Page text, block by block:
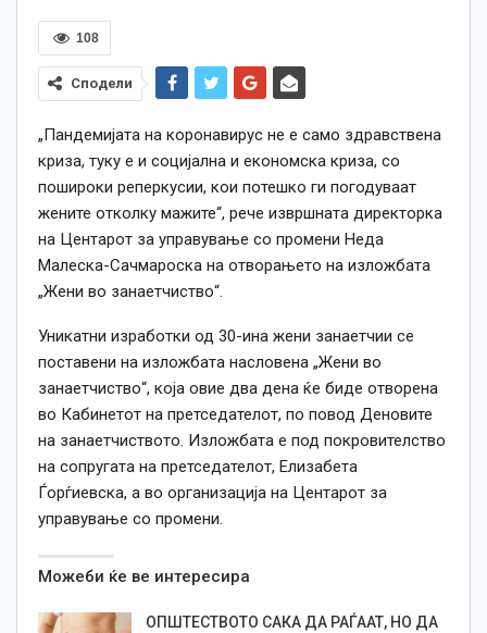
108
Сподели
„Пандемијата на коронавирус не е само здравствена
криза, туку е и социјална и економска криза, со
пошироки реперкусии, кои потешко ги погодуваат
жените отколку мажите“, рече извршната директорка
на Центарот за управување со промени Неда
Малеска-Сачмароска на отвoрањето на изложбата
„Жени во занаетчиство“.
Уникатни изработки од 30-ина жени занаетчии се
поставени на изложбата насловена „Жени во
занаетчиство“, која овие два дена ќе биде отворена
во Кабинетот на претседателот, по повод Деновите
на занаетчиството. Изложбата е под покровителство
на сопругата на претседателот, Елизабета
Ѓорѓиевска, а во организација на Центарот за
управување со промени.
Можеби ќе ве интересира
ОПШТЕСТВОТО САКА ДА РАЃААТ, НО ДА